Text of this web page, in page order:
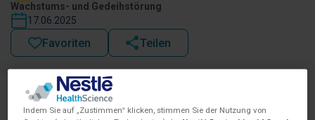
Wachstums- und Gedeihstörung
17.06.2025
Favoriten Teilen
Indem Sie auf „Zustimmen“ klicken, stimmen Sie der Nutzung von